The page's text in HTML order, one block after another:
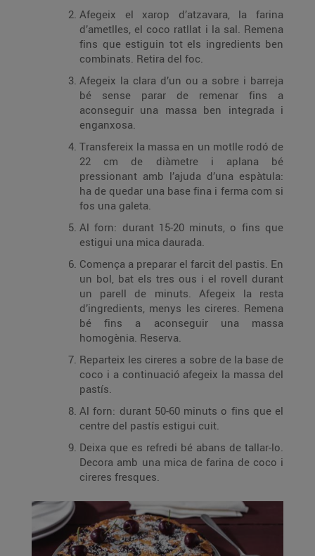
Afegeix el xarop d’atzavara, la farina
d’ametlles, el coco ratllat i la sal. Remena
fins que estiguin tot els ingredients ben
combinats. Retira del foc.
Afegeix la clara d’un ou a sobre i barreja
bé sense parar de remenar fins a
aconseguir una massa ben integrada i
enganxosa.
Transfereix la massa en un motlle rodó de
22 cm de diàmetre i aplana bé
pressionant amb l’ajuda d’una espàtula:
ha de quedar una base fina i ferma com si
fos una galeta.
Al forn: durant 15-20 minuts, o fins que
estigui una mica daurada.
Comença a preparar el farcit del pastis. En
un bol, bat els tres ous i el rovell durant
un parell de minuts. Afegeix la resta
d’ingredients, menys les cireres. Remena
bé fins a aconseguir una massa
homogènia. Reserva.
Reparteix les cireres a sobre de la base de
coco i a continuació afegeix la massa del
pastís.
Al forn: durant 50-60 minuts o fins que el
centre del pastís estigui cuit.
Deixa que es refredi bé abans de tallar-lo.
Decora amb una mica de farina de coco i
cireres fresques.